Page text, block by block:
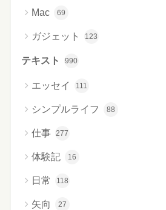
Mac 69
ガジェット 123
テキスト 990
エッセイ 111
シンプルライフ 88
仕事 277
体験記 16
日常 118
矢向 27